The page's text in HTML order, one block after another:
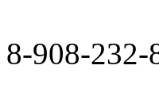
8-908-232-